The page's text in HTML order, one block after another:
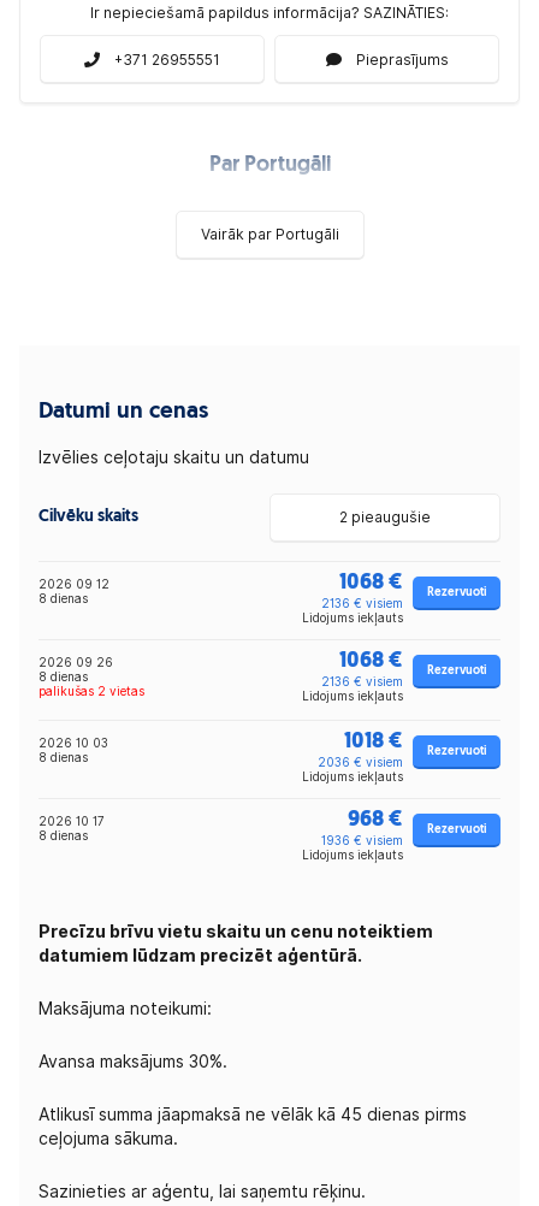
Ir nepieciešamā papildus informācija? SAZINĀTIES:
+371 26955551 Pieprasījums
Par Portugāli
Vairāk par Portugāli
Datumi un cenas
Izvēlies ceļotaju skaitu un datumu
Cilvēku skaits 2 pieaugušie
2026 09 12
8 dienas
1068 €
2136 € visiem
Lidojums iekļauts
Rezervuoti
2026 09 26
8 dienas
palikušas 2 vietas
1068 €
2136 € visiem
Lidojums iekļauts
Rezervuoti
2026 10 03
8 dienas
1018 €
2036 € visiem
Lidojums iekļauts
Rezervuoti
2026 10 17
8 dienas
968 €
1936 € visiem
Lidojums iekļauts
Rezervuoti
Precīzu brīvu vietu skaitu un cenu noteiktiem
datumiem lūdzam precizēt aģentūrā.
Maksājuma noteikumi:
Avansa maksājums 30%.
Atlikusī summa jāapmaksā ne vēlāk kā 45 dienas pirms
ceļojuma sākuma.
Sazinieties ar aģentu, lai saņemtu rēķinu.